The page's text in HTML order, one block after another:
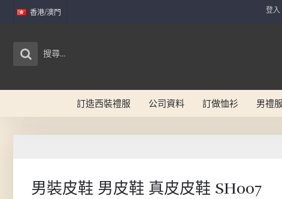
登入
香港/澳門
訂造西裝禮服 公司資料 訂做恤衫 男禮
男裝皮鞋 男皮鞋 真皮皮鞋 SH007